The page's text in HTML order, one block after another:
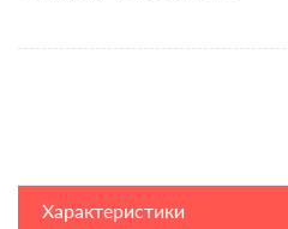
Характеристики